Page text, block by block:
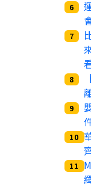
6
7
8
9
10
11